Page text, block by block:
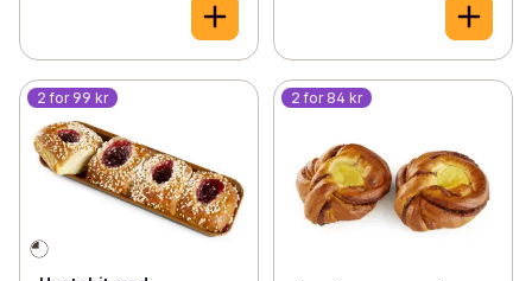
2 for 99 kr 2 for 84 kr